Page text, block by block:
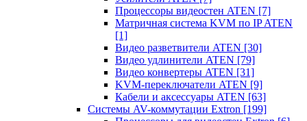
Процессоры видеостен ATEN [7]
Матричная система KVM по IP ATEN
[1]
Видео разветвители ATEN [30]
Видео удлинители ATEN [79]
Видео конвертеры ATEN [31]
KVM-переключатели ATEN [9]
Кабели и аксессуары ATEN [63]
Системы AV-коммутации Extron [199]